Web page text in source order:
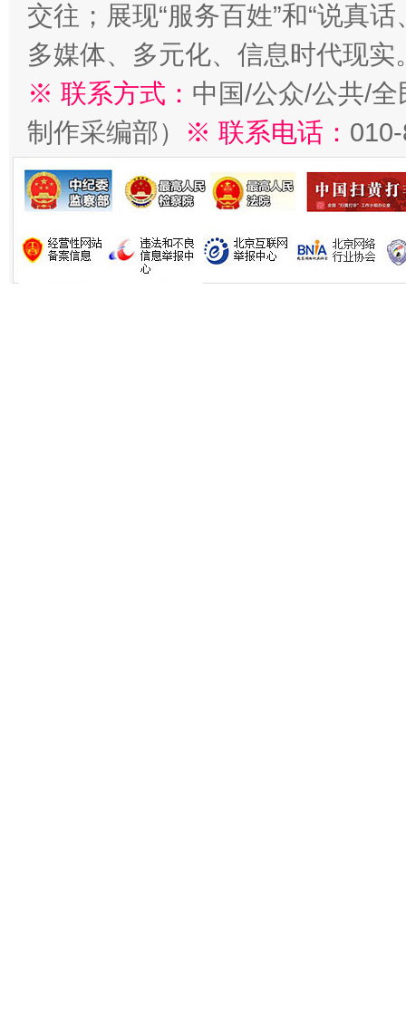
交往；展现“服务百姓”和“说真
多媒体、多元化、信息时代现实
※ 联系方式： 中国/公众/公共/
制作采编部）
※ 联系电话：